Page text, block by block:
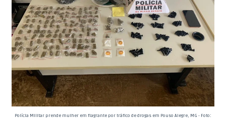
Polícia Militar prende mulher em flagrante por tráfico de drogas em Pouso Alegre, MG - Foto: